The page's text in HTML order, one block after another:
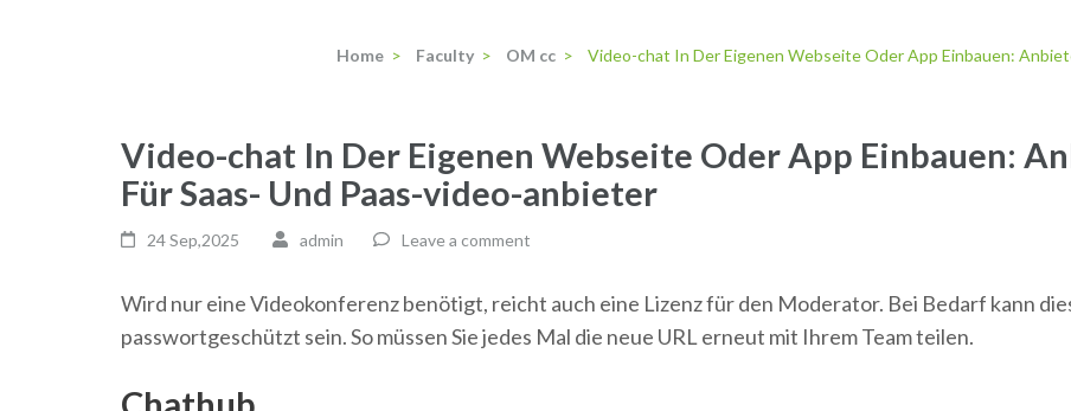
Home > Faculty > OM cc > Video-chat In Der Eigenen Webseite Oder App Einbauen:
Video-chat In Der Eigenen Webseite Oder App Einbauen:
Für Saas- Und Paas-video-anbieter
24 Sep,2025 admin Leave a comment
Wird nur eine Videokonferenz benötigt, reicht auch eine Lizenz für den Moderator. Bei Bedarf kann
passwortgeschützt sein. So müssen Sie jedes Mal die neue URL erneut mit Ihrem Team teilen.
Chathub